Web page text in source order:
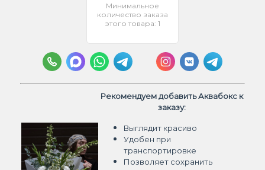
Минимальное
количество заказа
этого товара: 1
Рекомендуем добавить Аквабокс к
заказу:
Выглядит красиво
Удобен при
транспортировке
Позволяет сохранить